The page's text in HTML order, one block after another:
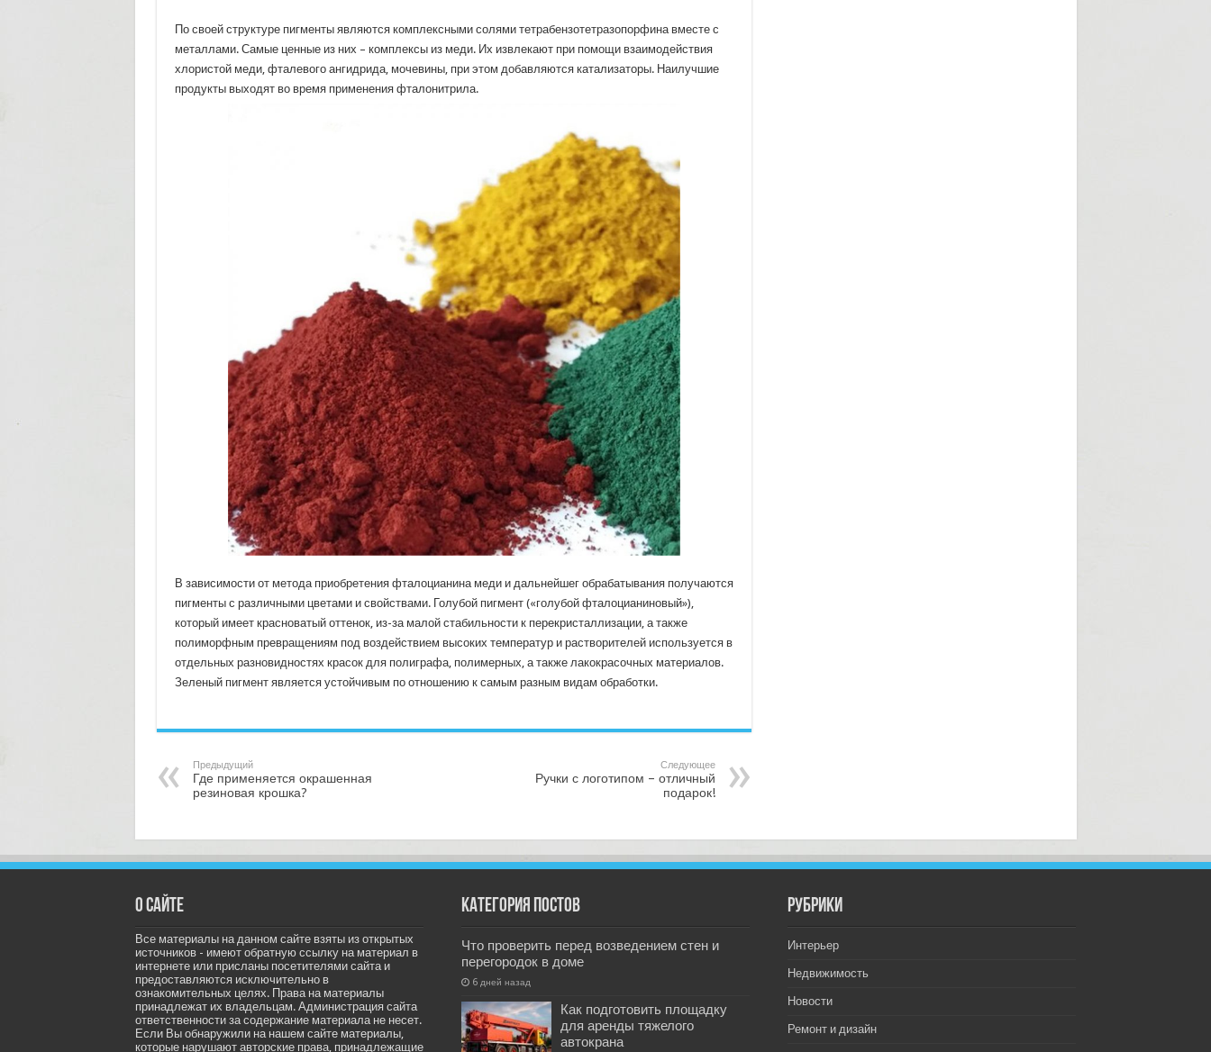
По своей структуре пигменты являются комплексными солями тетрабензотетразопорфина вместе с
металлами. Самые ценные из них – комплексы из меди. Их извлекают при помощи взаимодействия
хлористой меди, фталевого ангидрида, мочевины, при этом добавляются катализаторы. Наилучшие
продукты выходят во время применения фталонитрила.
В зависимости от метода приобретения фталоцианина меди и дальнейшег обрабатывания получаются
пигменты с различными цветами и свойствами. Голубой пигмент («голубой фталоцианиновый»),
который имеет красноватый оттенок, из-за малой стабильности к перекристаллизации, а также
полиморфным превращениям под воздействием высоких температур и растворителей используется в
отдельных разновидностях красок для полиграфа, полимерных, а также лакокрасочных материалов.
Зеленый пигмент является устойчивым по отношению к самым разным видам обработки.
Предыдущий
Где применяется окрашенная
резиновая крошка?
Следующее
Ручки с логотипом – отличный
подарок!
О сайте
Все материалы на данном сайте взяты из открытых
источников - имеют обратную ссылку на материал в
интернете или присланы посетителями сайта и
предоставляются исключительно в
ознакомительных целях. Права на материалы
принадлежат их владельцам. Администрация сайта
ответственности за содержание материала не несет.
Если Вы обнаружили на нашем сайте материалы,
которые нарушают авторские права, принадлежащие
Категория постов
Что проверить перед возведением стен и
перегородок в доме
6 дней назад
Как подготовить площадку
для аренды тяжелого
автокрана
РУбрики
Интерьер
Недвижимость
Новости
Ремонт и дизайн